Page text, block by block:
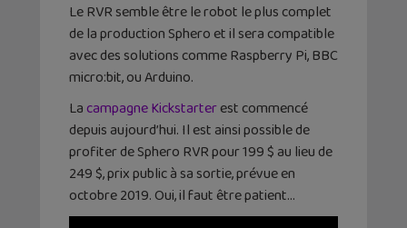
Le RVR semble être le robot le plus complet
de la production Sphero et il sera compatible
avec des solutions comme Raspberry Pi, BBC
micro:bit, ou Arduino.
Lacampagne Kickstarterest commencé
depuis aujourd’hui. Il est ainsi possible de
profiter de Sphero RVR pour 199 $ au lieu de
249 $, prix public à sa sortie, prévue en
octobre 2019. Oui, il faut être patient…